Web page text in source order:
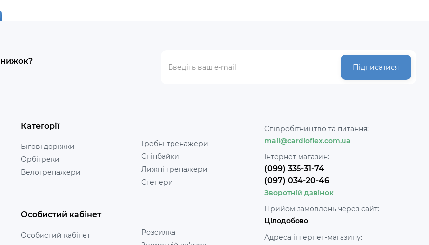
Підписатися
Категорії
Бігові доріжки
Орбітреки
Велотренажери
Гребні тренажери
Спінбайки
Лижні тренажери
Степери
Особистий кабінет
Особистий кабінет
Розсилка
Співробітництво та питання:
mail@cardioflex.com.ua
Інтернет магазин:
(099) 335-31-74
(097) 034-20-46
Зворотній дзвінок
Прийом замовлень через сайт:
Цілодобово
Адреса інтернет-магазину: